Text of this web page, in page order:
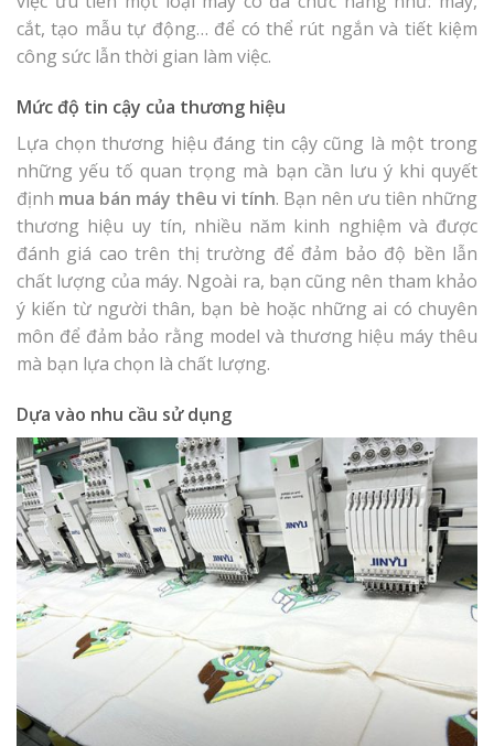
cắt, tạo mẫu tự động… để có thể rút ngắn và tiết kiệm
công sức lẫn thời gian làm việc.
Mức độ tin cậy của thương hiệu
Lựa chọn thương hiệu đáng tin cậy cũng là một trong
những yếu tố quan trọng mà bạn cần lưu ý khi quyết
định mua bán máy thêu vi tính. Bạn nên ưu tiên những
thương hiệu uy tín, nhiều năm kinh nghiệm và được
đánh giá cao trên thị trường để đảm bảo độ bền lẫn
chất lượng của máy. Ngoài ra, bạn cũng nên tham khảo
ý kiến từ người thân, bạn bè hoặc những ai có chuyên
môn để đảm bảo rằng model và thương hiệu máy thêu
mà bạn lựa chọn là chất lượng.
Dựa vào nhu cầu sử dụng